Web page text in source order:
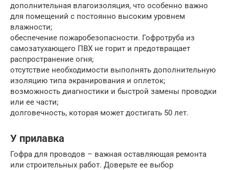
дополнительная влагоизоляция, что особенно важно
для помещений с постоянно высоким уровнем
влажности;
обеспечение пожаробезопасности. Гофротруба из
самозатухающего ПВХ не горит и предотвращает
распространение огня;
отсутствие необходимости выполнять дополнительную
изоляцию типа экранирования и оплеток;
возможность диагностики и быстрой замены проводки
или ее части;
долговечность, которая может достигать 50 лет.
У прилавка
Гофра для проводов – важная оставляющая ремонта
или строительных работ. Доверьте ее выбор